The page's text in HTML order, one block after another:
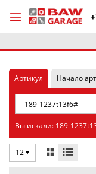
Артикул Начало
Вы искали: 189-
12